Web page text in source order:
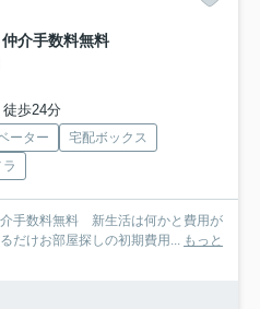
介手数料無料
歩24分
ーター
宅配ボックス
手数料無料 新生活は何かと費用が
だけお部屋探しの初期費用... もっと